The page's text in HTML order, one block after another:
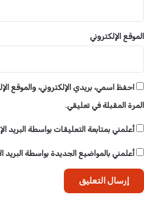
الموقع الإلكتروني
احفظ اسمي، بريدي الإلكتروني، والموقع
المرة المقبلة في تعليقي.
أعلمني بمتابعة التعليقات بواسطة البريد
أعلمني بالمواضيع الجديدة بواسطة البريد